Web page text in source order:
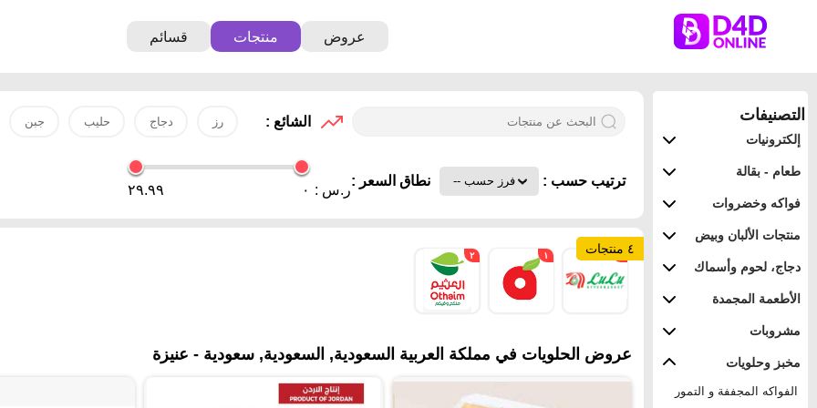
عروض منتجات قسائم
التصنيفات
إلكترونيات
طعام - بقالة
فواكه وخضروات
منتجات الألبان وبيض
دجاج، لحوم وأسماك
الأطعمة المجمدة
مشروبات
مخبز وحلويات
الفواكه المجففة و التمور
الشائع : رز دجاج حليب جبن
ترتيب حسب : نطاق السعر :
ر.س : ٠ ٢٩.٩٩
٤ منتجات ١ ١ ٢
عروض الحلويات في مملكة العربية السعودية, السعودية, سعودية - عنيزة